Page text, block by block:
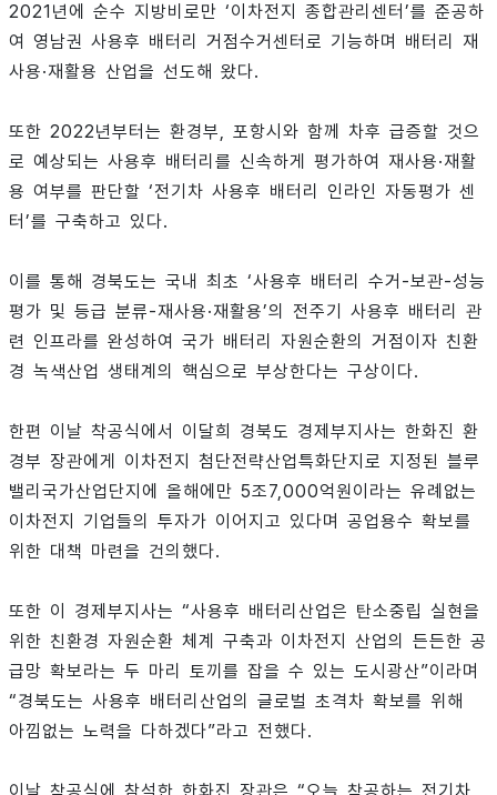
2021년에 순수 지방비로만 ‘이차전지 종합관리센터’를 준공하
여 영남권 사용후 배터리 거점수거센터로 기능하며 배터리 재
사용·재활용 산업을 선도해 왔다.
또한 2022년부터는 환경부, 포항시와 함께 차후 급증할 것으
로 예상되는 사용후 배터리를 신속하게 평가하여 재사용·재활
용 여부를 판단할 ‘전기차 사용후 배터리 인라인 자동평가 센
터’를 구축하고 있다.
이를 통해 경북도는 국내 최초 ‘사용후 배터리 수거-보관-성능
평가 및 등급 분류-재사용·재활용’의 전주기 사용후 배터리 관
련 인프라를 완성하여 국가 배터리 자원순환의 거점이자 친환
경 녹색산업 생태계의 핵심으로 부상한다는 구상이다.
한편 이날 착공식에서 이달희 경북도 경제부지사는 한화진 환
경부 장관에게 이차전지 첨단전략산업특화단지로 지정된 블루
밸리국가산업단지에 올해에만 5조7,000억원이라는 유례없는
이차전지 기업들의 투자가 이어지고 있다며 공업용수 확보를
위한 대책 마련을 건의했다.
또한 이 경제부지사는 “사용후 배터리산업은 탄소중립 실현을
위한 친환경 자원순환 체계 구축과 이차전지 산업의 든든한 공
급망 확보라는 두 마리 토끼를 잡을 수 있는 도시광산”이라며
“경북도는 사용후 배터리산업의 글로벌 초격차 확보를 위해
아낌없는 노력을 다하겠다”라고 전했다.